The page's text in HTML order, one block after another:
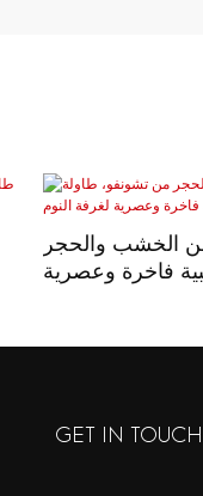
من الخشب والحجر
فاخرة وعصرية
GET IN